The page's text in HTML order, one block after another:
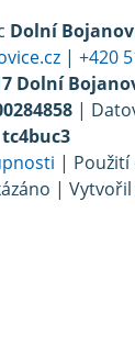
Dolní
| +420
Dolní
|
tc4buc3
| Použití
| Vytvořil